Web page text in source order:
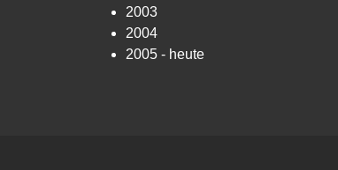
2003
2004
2005 - heute